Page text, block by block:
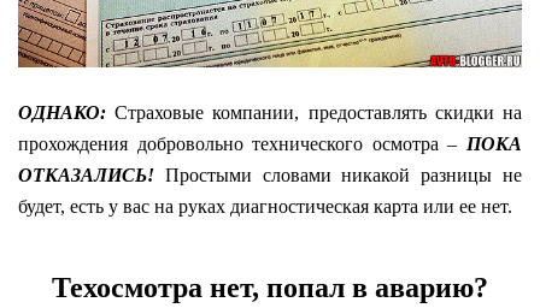
ОДНАКО: Страховые компании, предоставлять скидки на
прохождения добровольно технического осмотра – ПОКА
ОТКАЗАЛИСЬ! Простыми словами никакой разницы не
будет, есть у вас на руках диагностическая карта или ее нет.
Техосмотра нет, попал в аварию?